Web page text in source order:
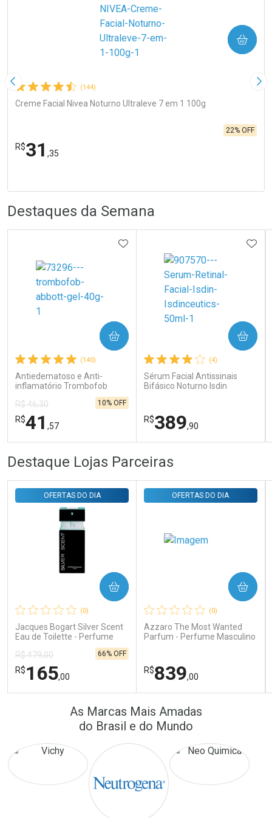
Imagem Anterior (144)
Creme Facial Nivea Noturno Ultraleve 7 em 1 100g
R$31 ,35
22% OFF
COMPRAR
Laboratório
Ativar Desconto
Comprar sem Desconto
Comprar sem Desconto
Destaques da Semana
(140)
Antiedematoso e Anti-
inflamatório Trombofob
R$ 46,30
R$41 ,57
10% OFF
ADICIONAR AOS FAVORITOS
COMPRAR
FECHAR
Laboratório
Comprar sem Desconto
Por R$ 41,57/cada
FECHAR
Por Menos
Comprar sem Desconto
Por R$ 41,57/cada
(4)
Sérum Facial Antissinais
Bifásico Noturno Isdin
R$389,90
COMPRAR
Comprar sem Desconto
Por R$ 389,90/cada
Por Menos
Comprar sem Desconto
Por R$ 389,90/cada
Destaque Lojas Parceiras
(0)
Jacques Bogart Silver Scent
Eau de Toilette - Perfume
OFERTAS DO DIA
R$ 479,00
R$165,00
66% OFF
COMPRAR
FECHAR
FECHAR
Por Menos
(0)
Azzaro The Most Wanted
Parfum - Perfume Masculino
OFERTAS DO DIA
R$839,00
COMPRAR
Laboratório
Por Menos
As Marcas Mais Amadas
do Brasil e do Mundo